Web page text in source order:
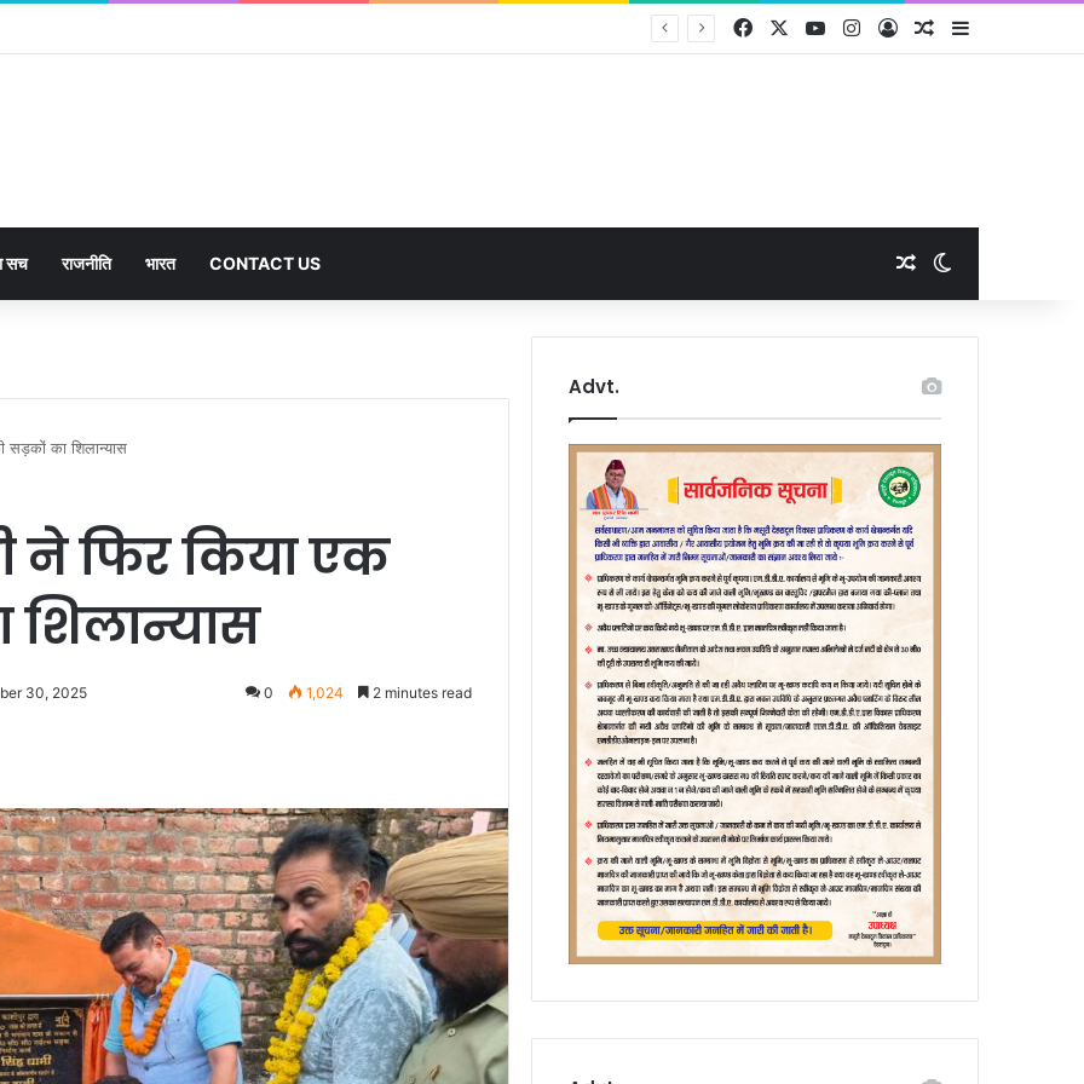
से अधिक पदों के लिए भरे जाएंगे फार्म Facebook YouTubeInstagram
Log InRandom Article
सच राजनीति भारत CONTACT US Random Article
सड़कों का शिलान्यास
ने फिर किया एक
शिलान्यास
30, 2025 0 1,024 2 minutes read
Advt.